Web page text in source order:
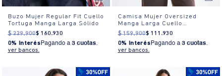
Buzo Mujer Regular Fit Cuello
Tortuga Manga Larga Sólido
$ 229.900$ 160.930
0% Interés Pagando a 3 cuotas.
ver bancos.
Camisa Mujer Oversized
Manga Larga Cuello
Camisero Textura Blanca
$ 159.900$ 111 .930
0% Interés Pagando a 3 cuotas.
ver bancos.